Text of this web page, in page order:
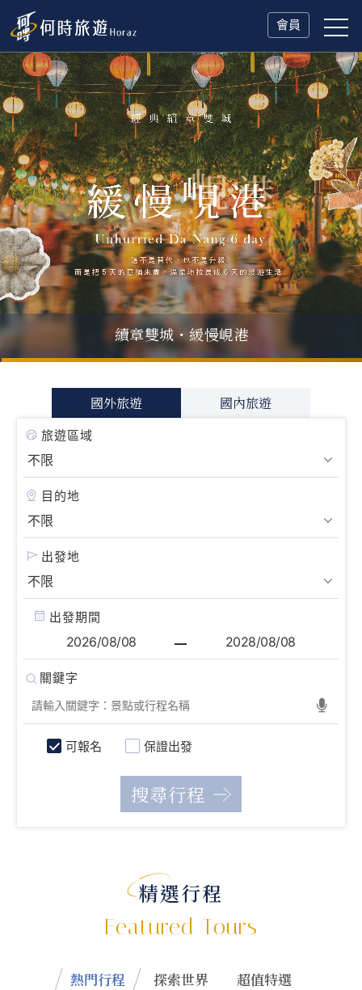
會員
父親節．限時特別企劃
一人旅行Solo Travel
山海雙享・北海道
冬日慢旅・奧捷德續章雙城・緩慢峴港
國外旅遊 國內旅遊
旅遊區域
目的地
出發地
出發期間
可報名 保證出發
精選行程
Featured Tours
熱門行程 探索世界 超值特選